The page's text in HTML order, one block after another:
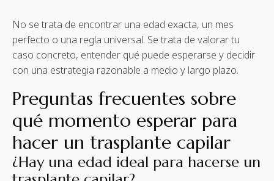
No se trata de encontrar una edad exacta, un mes
perfecto o una regla universal. Se trata de valorar tu
caso concreto, entender qué puede esperarse y decidir
con una estrategia razonable a medio y largo plazo.
Preguntas frecuentes sobre
qué momento esperar para
hacer un trasplante capilar
¿Hay una edad ideal para hacerse un